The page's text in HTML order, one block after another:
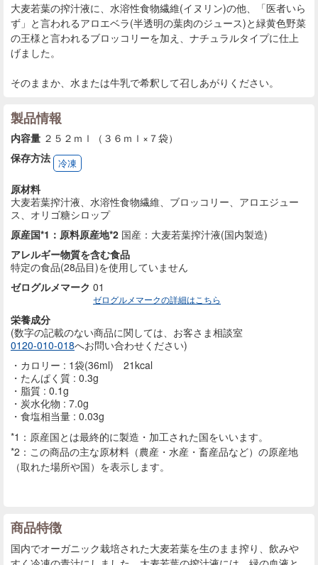
大麦若葉の搾汁液に、水溶性食物繊維(イヌリン)の他、「医者いら
ず」と言われるアロエベラ(半透明の葉肉のジュース)と緑黄色野菜
の王様と言われるブロッコリーを加え、ナチュラルタイプに仕上
げました。
そのままか、水または牛乳で希釈して召しあがりください。
製品情報
内容量 ２５２ｍｌ（３６ｍｌ×７袋）
保存方法 冷凍
原材料
大麦若葉搾汁液、水溶性食物繊維、ブロッコリー、アロエジュー
ス、オリゴ糖シロップ
原産国*1：原料原産地*2 国産：大麦若葉搾汁液(国内製造)
アレルギー物質を含む食品
特定の食品(28品目)を使用していません
ゼログルメマーク 01
ゼログルメマークの詳細はこちら
栄養成分
(数字の記載のない商品に関しては、お客さま相談室
0120-010-018へお問い合わせください)
カロリー : 1袋(36ml) 21kcal
たんぱく質 : 0.3g
脂質 : 0.1g
炭水化物 : 7.0g
食塩相当量 : 0.03g
*1：原産国とは最終的に製造・加工された国をいいます。
*2：この商品の主な原材料（農産・水産・畜産品など）の原産地
（取れた場所や国）を表示します。
商品特徴
国内でオーガニック栽培された大麦若葉を生のまま搾り、飲みや